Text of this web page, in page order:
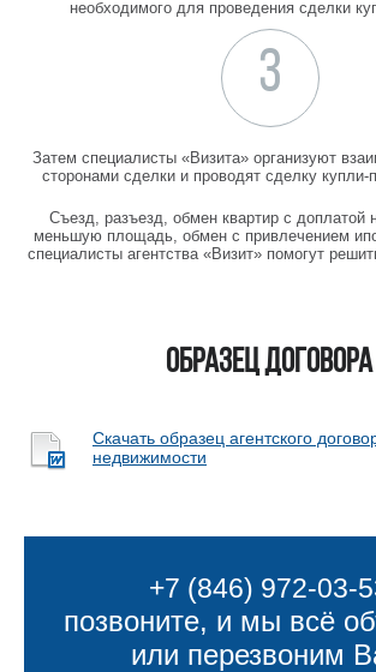
необходимого для проведения сделки
3
Затем специалисты «Визита» организуют
сторонами сделки и проводят сделку купли-
Съезд, разъезд, обмен квартир с
меньшую площадь, обмен с привлечением
специалисты агентства «Визит» помогут
Образец договора
Скачать образец агентского
недвижимости
+7 (846) 972-03-
позвоните, и мы всё
или перезвоним